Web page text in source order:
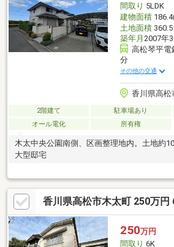
間取り 5LDK
建物面積
土地面積
築年月 2007年
高松琴平電
分
その他の交通
香川県高松
2階建て 駐車場あり
オール電化
所有権
木太中央公園南側、区画整理地内。土地約
大型邸宅
香川県高松市木太町 250万円
250万円
間取り 6K